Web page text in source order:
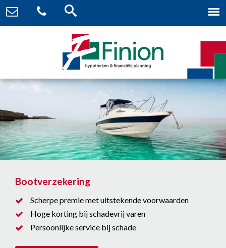
Bootverzekering
Scherpe premie met uitstekende voorwaarden
Hoge korting bij schadevrij varen
Persoonlijke service bij schade